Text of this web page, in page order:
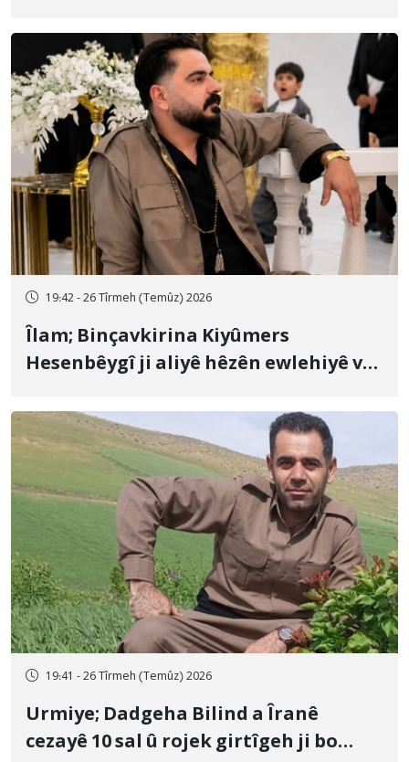
19:42 - 26 Tîrmeh (Temûz) 2026
Îlam; Binçavkirina Kiyûmers
Hesenbêygî ji aliyê hêzên ewlehiyê ve
19:41 - 26 Tîrmeh (Temûz) 2026
Urmiye; Dadgeha Bilind a Îranê
cezayê 10 sal û rojek girtîgeh ji bo